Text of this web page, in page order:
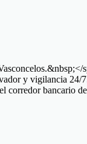
y vigilancia
bancario